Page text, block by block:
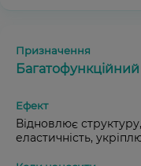
Багатофункційний
Відновлює
еластичність,